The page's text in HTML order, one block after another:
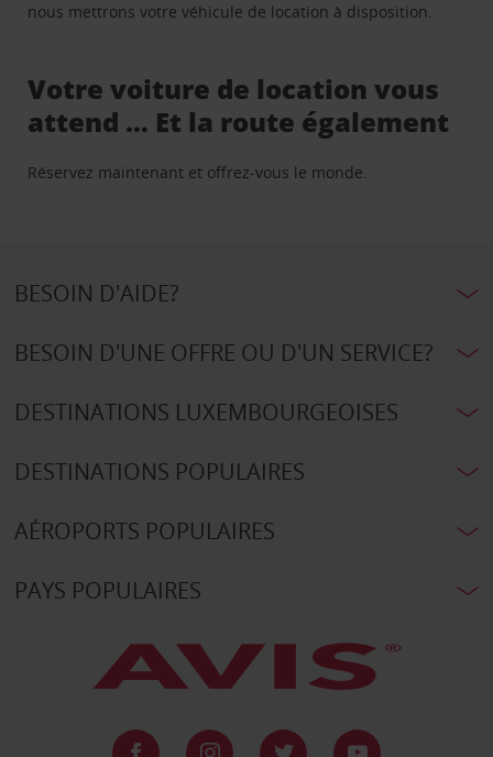
nous mettrons votre véhicule de location à disposition.
Votre voiture de location vous
attend … Et la route également
Réservez maintenant et offrez-vous le monde.
BESOIN D'AIDE?
BESOIN D'UNE OFFRE OU D'UN SERVICE?
DESTINATIONS LUXEMBOURGEOISES
DESTINATIONS POPULAIRES
AÉROPORTS POPULAIRES
PAYS POPULAIRES